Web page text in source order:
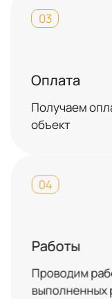
03
Оплата
Получаем
объект
04
Работы
Проводим
выполненных